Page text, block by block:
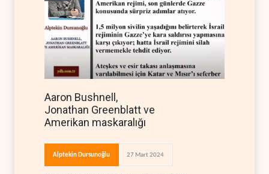
Aaron Bushnell,
Jonathan Greenblatt ve
Amerikan maskaralığı
Alptekin Dursunoğlu 27 Mart 2024